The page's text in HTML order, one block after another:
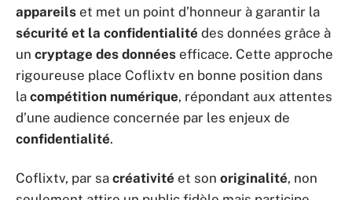
appareils et met un point d’honneur à garantir la
sécurité et la confidentialité des données grâce à
un cryptage des données efficace. Cette approche
rigoureuse place Coflixtv en bonne position dans
la compétition numérique, répondant aux attentes
d’une audience concernée par les enjeux de
confidentialité.
Coflixtv, par sa créativité et son originalité, non